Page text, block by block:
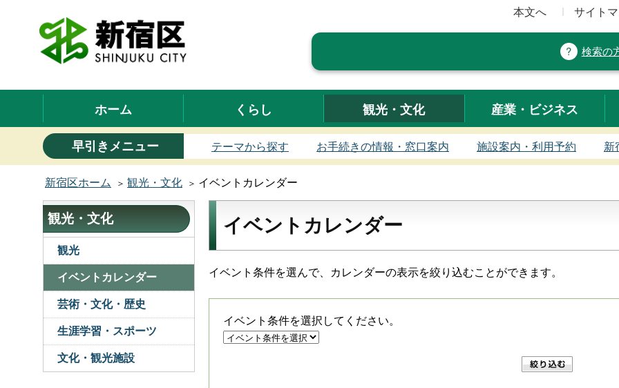
本文へ サイト
検索の
ホーム くらし 観光・文化 産業・ビジネス
早引きメニュー テーマから探す お手続きの情報・窓口案内 施設案内・利用予約 新
新宿区ホーム 観光・文化 イベントカレンダー
イベントカレンダー
イベント条件を選んで、カレンダーの表示を絞り込むことができます。
イベント条件を選択してください。
観光・文化
観光
イベントカレンダー
芸術・文化・歴史
生涯学習・スポーツ
文化・観光施設